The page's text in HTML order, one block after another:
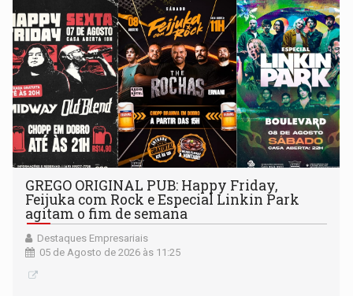
GREGO ORIGINAL PUB: Happy Friday,
Feijuka com Rock e Especial Linkin Park
agitam o fim de semana
Destaques Empresariais
05 de Agosto de 2026 às 11:25